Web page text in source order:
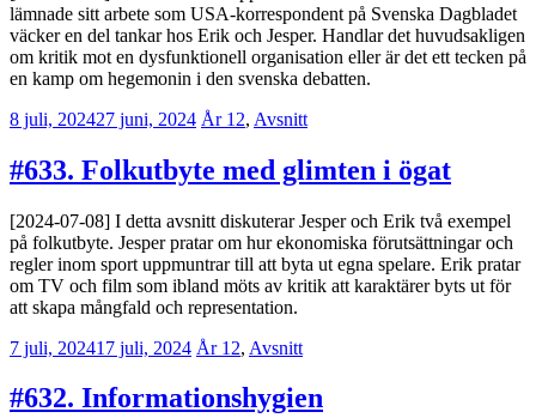
lämnade sitt arbete som USA-korrespondent på Svenska Dagbladet
väcker en del tankar hos Erik och Jesper. Handlar det huvudsakligen
om kritik mot en dysfunktionell organisation eller är det ett tecken på
en kamp om hegemonin i den svenska debatten.
8 juli, 202427 juni, 2024 Erik
År 12, Avsnitt
#633. Folkutbyte med glimten i ögat
[2024-07-08] I detta avsnitt diskuterar Jesper och Erik två exempel
på folkutbyte. Jesper pratar om hur ekonomiska förutsättningar och
regler inom sport uppmuntrar till att byta ut egna spelare. Erik pratar
om TV och film som ibland möts av kritik att karaktärer byts ut för
att skapa mångfald och representation.
7 juli, 202417 juli, 2024 Erik
År 12, Avsnitt
#632. Informationshygien